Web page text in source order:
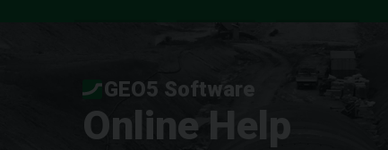
GEO5 Software
Online Help